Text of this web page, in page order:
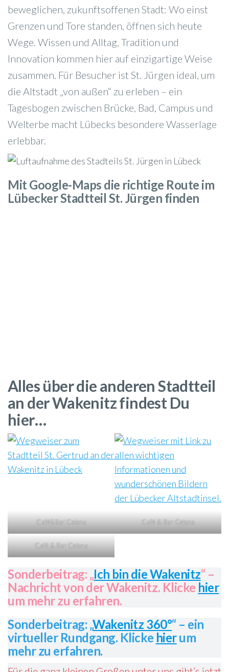
beweglichen, zukunftsoffenen Stadt: Wo einst
Grenzen und Tore standen, öffnen sich heute
Wege. Wissen und Alltag, Tradition und
Innovation kommen hier auf einzigartige Weise
zusammen. Für Besucher ist St. Jürgen ideal, um
die Altstadt „von außen“ zu erleben – ein
Tagesbogen zwischen Brücke, Bad, Campus und
Welterbe macht Lübecks besondere Wasserlage
erlebbar.
Mit Google-Maps die richtige Route im
Lübecker Stadtteil St. Jürgen finden
Alles über die anderen Stadtteil
an der Wakenitz findest Du
hier…
Café&Bar Celona Café & Bar Celona
Café & Bar Celona
Sonderbeitrag: „Ich bin die Wakenitz“ –
Nachricht von der Wakenitz. Klicke hier
um mehr zu erfahren.
Sonderbeitrag: „Wakenitz 360°“ – ein
virtueller Rundgang. Klicke hierum
mehr zu erfahren.